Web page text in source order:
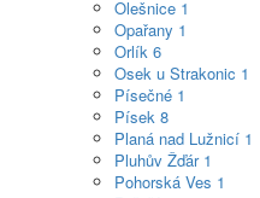
Olešnice 1
Opařany 1
Orlík 6
Osek u Strakonic 1
Písečné 1
Písek 8
Planá nad Lužnicí 1
Pluhův Žďár 1
Pohorská Ves 1